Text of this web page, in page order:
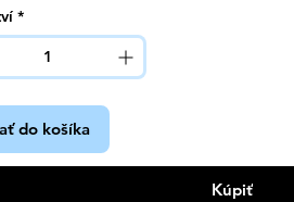
*
do košíka
Kúpiť